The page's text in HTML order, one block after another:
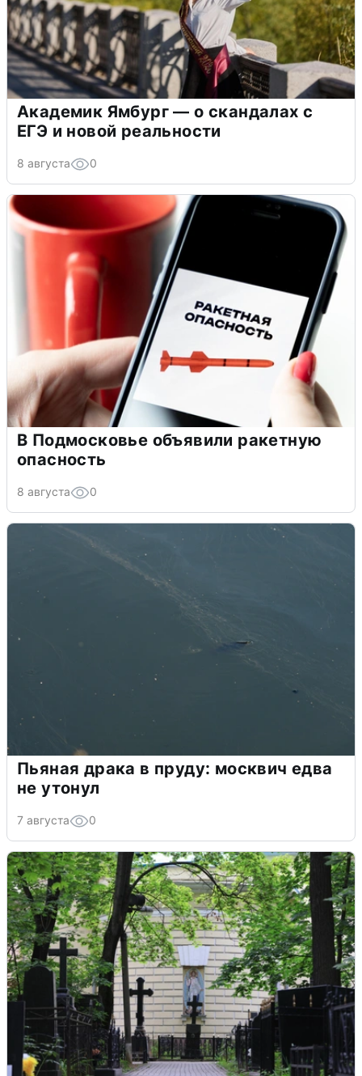
Академик Ямбург — о скандалах с
ЕГЭ и новой реальности
8 августа 0
В Подмосковье объявили ракетную
опасность
8 августа 0
Пьяная драка в пруду: москвич едва
не утонул
7 августа 0